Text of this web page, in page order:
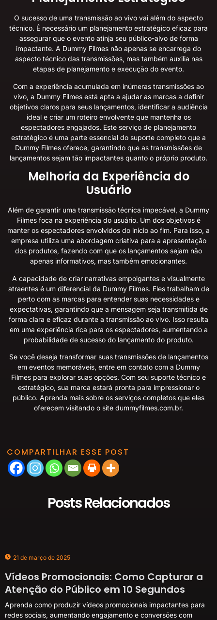
O sucesso de uma transmissão ao vivo vai além do aspecto
técnico. É necessário um planejamento estratégico eficaz para
assegurar que o evento atinja seu público-alvo de forma
impactante. A Dummy Filmes não apenas se encarrega do
aspecto técnico das transmissões, mas também auxilia nas
etapas de planejamento e execução do evento.
Com a experiência acumulada em inúmeras transmissões ao
vivo, a Dummy Filmes está apta a ajudar as marcas a definir
objetivos claros para seus lançamentos, identificar a audiência
ideal e criar um roteiro envolvente que mantenha os
espectadores engajados. Este serviço de planejamento
estratégico é uma parte essencial do suporte completo que a
Dummy Filmes oferece, garantindo que as transmissões de
lançamentos sejam tão impactantes quanto o próprio produto.
Melhoria da Experiência do
Usuário
Além de garantir uma transmissão técnica impecável, a Dummy
Filmes foca na experiência do usuário. Um dos objetivos é
manter os espectadores envolvidos do início ao fim. Para isso, a
empresa utiliza uma abordagem criativa para a apresentação
dos produtos, fazendo com que os lançamentos sejam não
apenas informativos, mas também emocionantes.
A capacidade de criar narrativas empolgantes e visualmente
atraentes é um diferencial da Dummy Filmes. Eles trabalham de
perto com as marcas para entender suas necessidades e
expectativas, garantindo que a mensagem seja transmitida de
forma clara e eficaz durante a transmissão ao vivo. Isso resulta
em uma experiência rica para os espectadores, aumentando a
probabilidade de sucesso do lançamento do produto.
Se você deseja transformar suas transmissões de lançamentos
em eventos memoráveis, entre em contato com a Dummy
Filmes para explorar suas opções. Com seu suporte técnico e
estratégico, sua marca estará pronta para impressionar o
público. Aprenda mais sobre os serviços completos que eles
oferecem visitando o site dummyfilmes.com.br.
COMPARTILHAR ESSE POST
Posts Relacionados
21 de março de 2025
Vídeos Promocionais: Como Capturar a
Atenção do Público em 10 Segundos
Aprenda como produzir vídeos promocionais impactantes para
redes sociais, aumentando engajamento e conversões com